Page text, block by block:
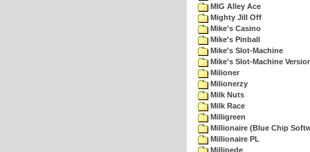
MIG Alley Ace
Mighty Jill Off
Mike's Casino
Mike's Pinball
Mike's Slot-Machine
Mike's Slot-Machine
Milioner
Milionerzy
Milk Nuts
Milk Race
Milligreen
Millionaire (Blue Chip
Millionaire PL
Millipede